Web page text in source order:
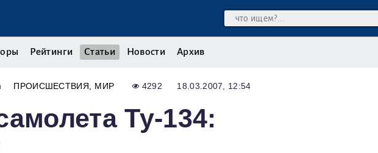
Рейтинги Статьи Новости Архив
ПРОИСШЕСТВИЯ МИР 4292 18.03.2007, 12:54
Ту-134: